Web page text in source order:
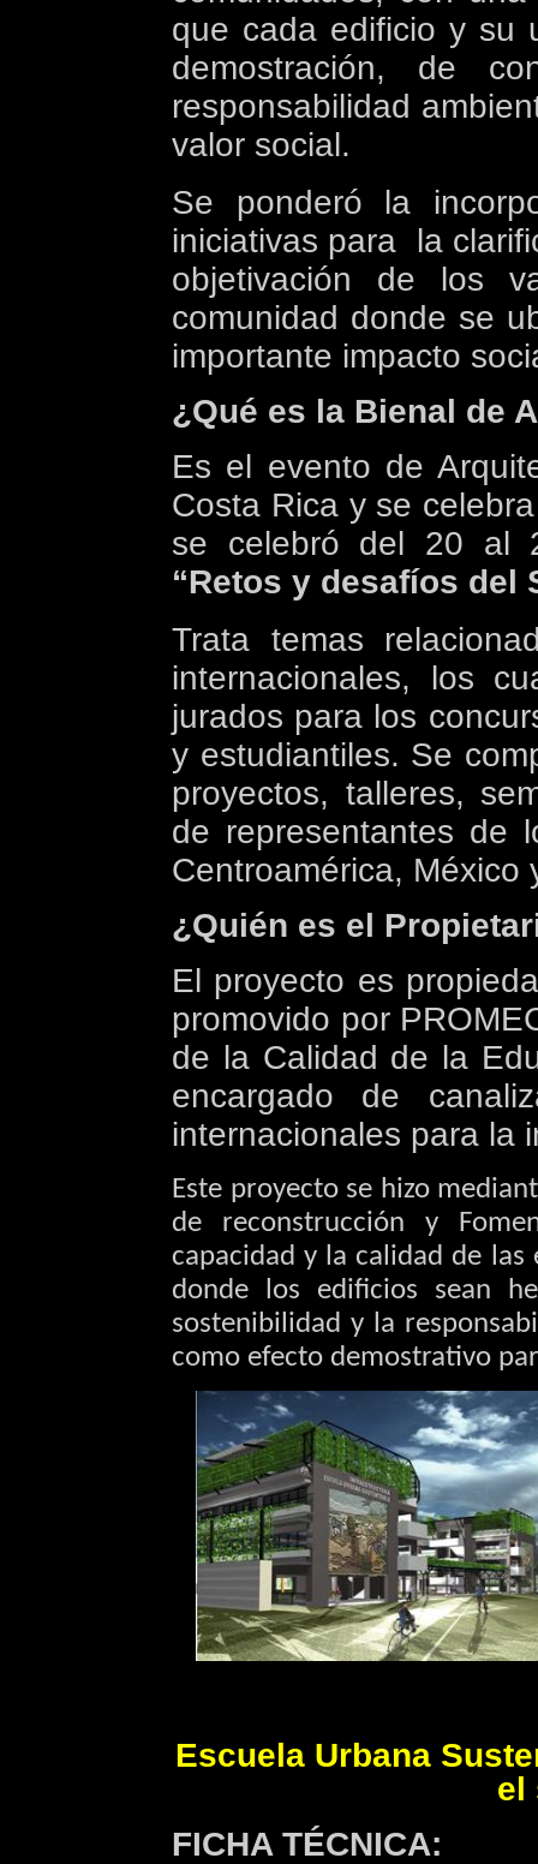
que cada edificio y su
demostración, de
responsabilidad
valor social.
Se ponderó la
iniciativas para
la
objetivación de los
comunidad donde se
importante impacto
¿Qué es la Bienal de
Es el evento de
Costa Rica y se
se celebró del 20 al
“Retos y desafíos del
Trata temas
internacionales, los
jurados para los
y estudiantiles. Se
proyectos, talleres,
de representantes de
Centroamérica, México
¿Quién es el
El proyecto es
promovido por
de la Calidad de la
encargado de
internacionales para la
Este proyecto se hizo
de reconstrucción y
capacidad y la calidad de las
donde los edificios sean
sostenibilidad y la
como efecto demostrativo
Escuela Urbana
el
FICHA TÉCNICA: